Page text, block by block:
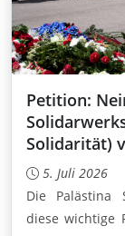
Petition:
Solidarität)
5. Juli 2026
Die Palästina
diese wichtige